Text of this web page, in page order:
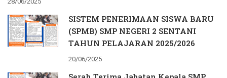
SISTEM PENERIMAAN SISWA BARU
(SPMB) SMP NEGERI 2 SENTANI
TAHUN PELAJARAN 2025/2026
20/06/2025